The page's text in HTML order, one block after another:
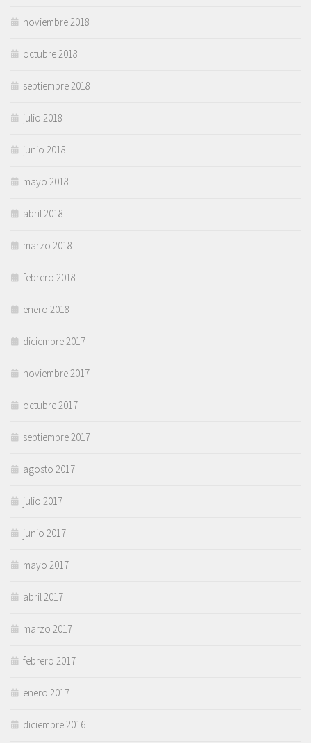
noviembre 2018
octubre 2018
septiembre 2018
julio 2018
junio 2018
mayo 2018
abril 2018
marzo 2018
febrero 2018
enero 2018
diciembre 2017
noviembre 2017
octubre 2017
septiembre 2017
agosto 2017
julio 2017
junio 2017
mayo 2017
abril 2017
marzo 2017
febrero 2017
enero 2017
diciembre 2016